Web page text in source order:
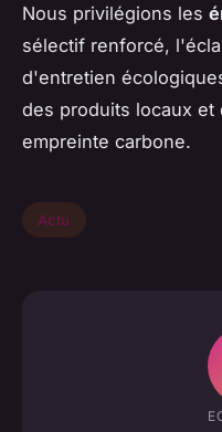
Nous privilégions les
sélectif renforcé,
d'entretien
des produits locaux
empreinte carbone.
Actu